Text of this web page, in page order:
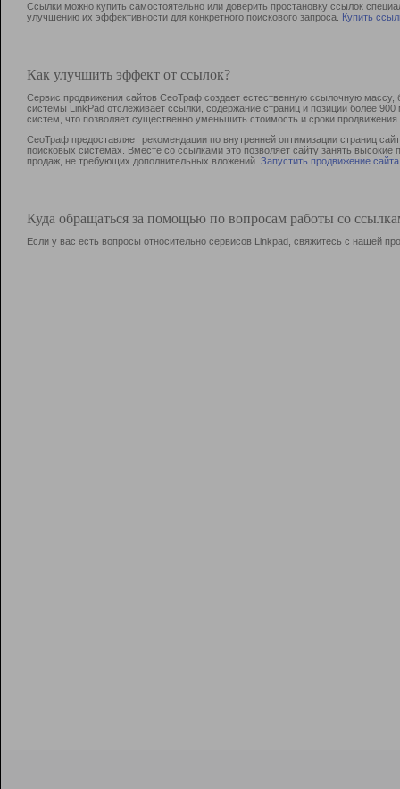
Ссылки можно купить самостоятельно или доверить простановку ссылок
улучшению их эффективности для конкретного поискового запроса. Купить
Как улучшить эффект от ссылок?
Сервис продвижения сайтов СеоТраф создает естественную ссылочную
системы LinkPad отслеживает ссылки, содержание страниц и позиции более
систем, что позволяет существенно уменьшить стоимость и сроки продвижения.
СеоТраф предоставляет рекомендации по внутренней оптимизации страниц
поисковых системах. Вместе со ссылками это позволяет сайту занять
продаж, не требующих дополнительных вложений. Запустить продвижение сайта
Куда обращаться за помощью по вопросам работы со
Если у вас есть вопросы относительно сервисов Linkpad, свяжитесь с нашей